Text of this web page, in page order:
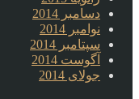
دسامبر 2014
نوامبر 2014
سپتامبر 2014
آگوست 2014
جولای 2014